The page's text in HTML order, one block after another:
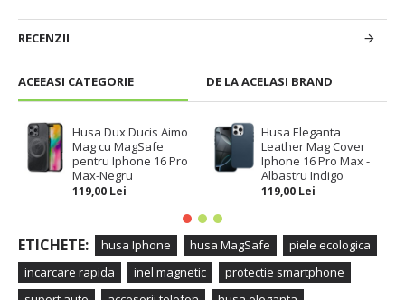
ACEEASI CATEGORIE DE LA ACELASI BRAND
Husa Dux Ducis Aimo
Mag cu MagSafe
pentru Iphone 16 Pro
Max-Negru
119,00 Lei
Husa Eleganta
Leather Mag Cover
Iphone 16 Pro Max -
Albastru Indigo
119,00 Lei
RECENZII
ETICHETE: husa Iphone husa MagSafe
piele ecologica
incarcare rapida
inel magnetic
protectie smartphone